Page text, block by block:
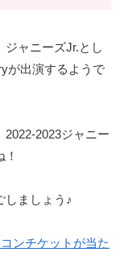
ャニーズJr.とし
が出演するようで
ジャニー
しましょう♪
ンチケットが当た